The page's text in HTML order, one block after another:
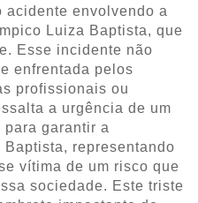
acidente envolvendo a
Luiza Baptista, que
Esse incidente não
enfrentada pelos
profissionais ou
a urgência de um
para garantir a
representando
vítima de um risco que
sociedade. Este triste